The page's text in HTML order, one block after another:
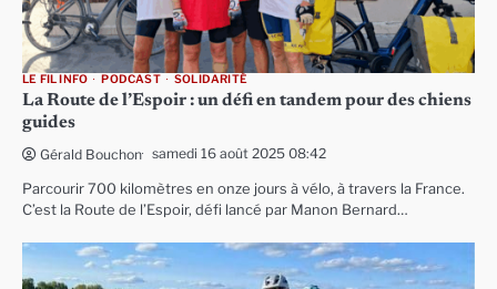
LE FIL INFO PODCAST SOLIDARITÉ
La Route de l’Espoir : un défi en tandem pour des chiens
guides
Gérald Bouchon samedi 16 août 2025 08:42
Parcourir 700 kilomètres en onze jours à vélo, à travers la France.
C’est la Route de l’Espoir, défi lancé par Manon Bernard…